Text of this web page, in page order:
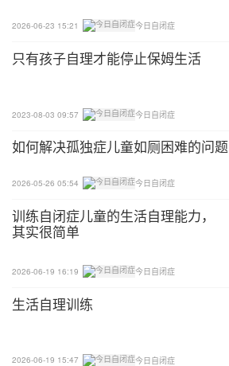
2026-06-23 15:21 今日自闭症
只有孩子自理才能停止保姆生活
2023-08-03 09:57 今日自闭症
如何解决孤独症儿童如厕困难的问题
2026-05-26 05:54 今日自闭症
训练自闭症儿童的生活自理能力，
其实很简单
2026-06-19 16:19 今日自闭症
生活自理训练
2026-06-19 15:47 今日自闭症